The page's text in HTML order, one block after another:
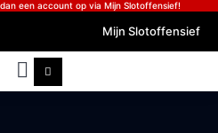
een account op via Mijn Slotoffensief!
Mijn Slotoffensief